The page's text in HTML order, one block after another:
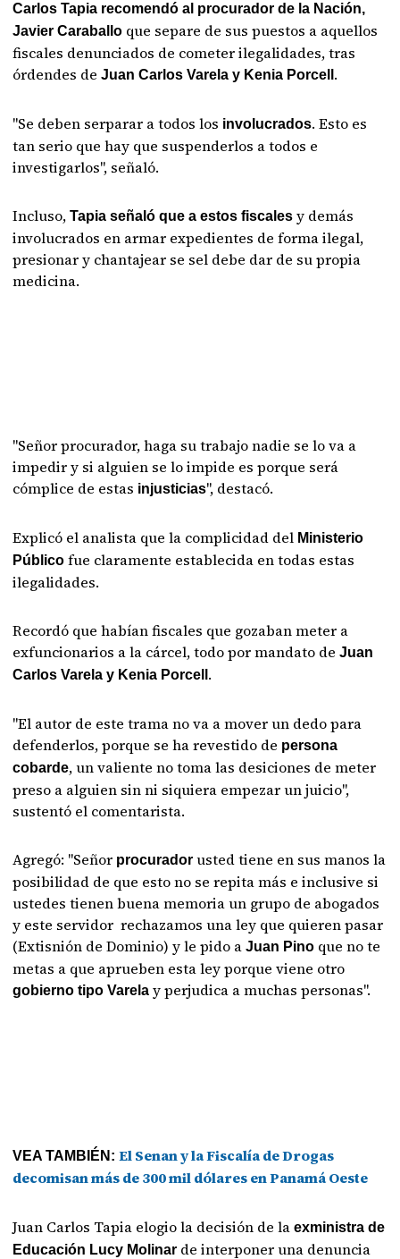
Carlos Tapia recomendó al procurador de la Nación,
Javier Caraballo que separe de sus puestos a aquellos
fiscales denunciados de cometer ilegalidades, tras
órdendes deJuan Carlos Varela y Kenia Porcell .
"Se deben serparar a todos los involucrados. Esto es
tan serio que hay que suspenderlos a todos e
investigarlos", señaló.
Incluso,Tapia señaló que a estos fiscales y demás
involucrados en armar expedientes de forma ilegal,
presionar y chantajear se sel debe dar de su propia
medicina.
"Señor procurador, haga su trabajo nadie se lo va a
impedir y si alguien se lo impide es porque será
cómplice de estas injusticias", destacó.
Explicó el analista que la complicidad del Ministerio
Público fue claramente establecida en todas estas
ilegalidades.
Recordó que habían fiscales que gozaban meter a
exfuncionarios a la cárcel, todo por mandato deJuan
Carlos Varela y Kenia Porcell .
"El autor de este trama no va a mover un dedo para
defenderlos, porque se ha revestido de persona
cobarde, un valiente no toma las desiciones de meter
preso a alguien sin ni siquiera empezar un juicio",
sustentó el comentarista.
Agregó: "Señor procurador usted tiene en sus manos la
posibilidad de que esto no se repita más e inclusive si
ustedes tienen buena memoria un grupo de abogados
y este servidor rechazamos una ley que quieren pasar
(Extisnión de Dominio) y le pido aJuan Pino que no te
metas a que aprueben esta ley porque viene otro
gobierno tipo Varela y perjudica a muchas personas".
VEA TAMBIÉN:El Senan y la Fiscalía de Drogas
decomisan más de 300 mil dólares en Panamá Oeste
Juan Carlos Tapia elogio la decisión de laexministra de
Educación Lucy Molinar de interponer una denuncia